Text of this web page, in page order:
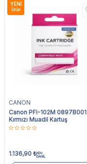
YENI
Ürün
CANON
Canon PFI-102M 0897B001
Kırmızı Muadil Kartuş
1.136,90 ₺KDV
DAHİL